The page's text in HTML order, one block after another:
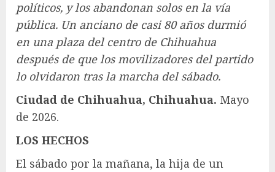
políticos, y los abandonan solos en la vía
pública. Un anciano de casi 80 años durmió
en una plaza del centro de Chihuahua
después de que los movilizadores del partido
lo olvidaron tras la marcha del sábado.
Ciudad de Chihuahua, Chihuahua. Mayo
de 2026.
LOS HECHOS
El sábado por la mañana, la hija de un